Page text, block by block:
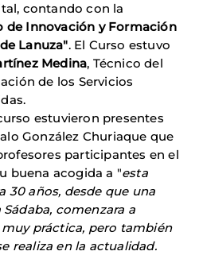
contando con la
de Innovación y Formación
Lanuza". El Curso estuvo
Medina, Técnico del
de los Servicios
estuvieron presentes
González Churiaque que
participantes en el
buena acogida a "esta
30 años, desde que una
comenzara a
práctica, pero también
realiza en la actualidad.